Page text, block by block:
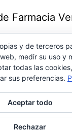
Farmacia
farmacéuticos.
ideas,
bienestar…
del equipo de
vida junto a ti.
y de terceros
medir su uso y
todas las
sus preferencias.
Aceptar todo
Rechazar